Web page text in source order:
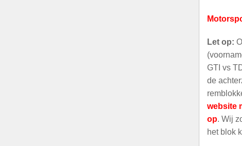
Let op:
GTI vs
de
website
op. Wij
het blok